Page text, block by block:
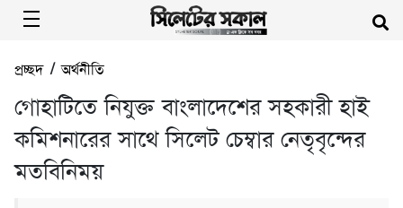
প্রচ্ছদ/অর্থনীতি
গোহাটিতে নিযুক্ত বাংলাদেশের সহকারী হাই
কমিশনারের সাথে সিলেট চেম্বার নেতৃবৃন্দের
মতবিনিময়